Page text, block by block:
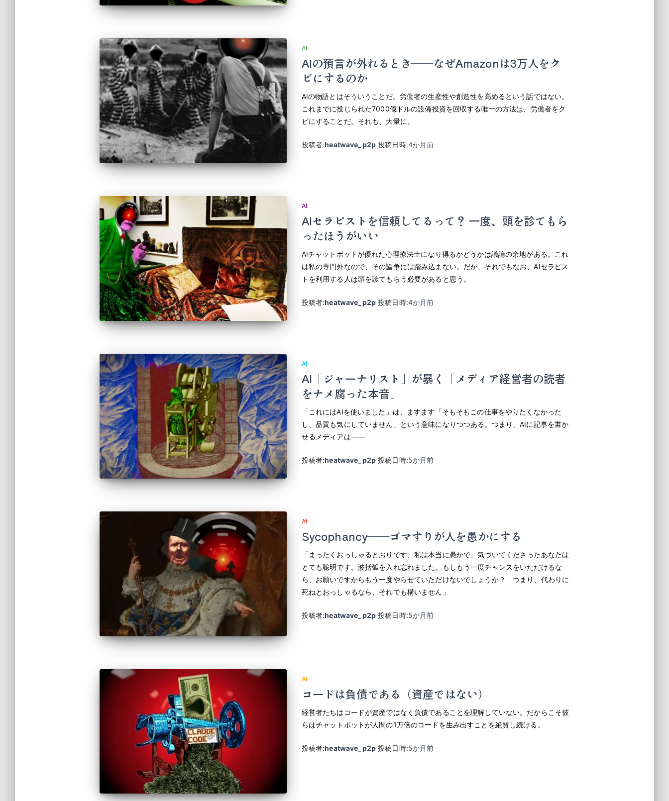
AI
AIの預言が外れるとき――なぜAmazonは3万人をク
ビにするのか
AIの物語とはそういうことだ。労働者の生産性や創造性を高めるという話ではない。
これまでに投じられた7000億ドルの設備投資を回収する唯一の方法は、労働者をク
ビにすることだ。それも、大量に。
投稿者:heatwave_p2p 投稿日時:4か月前
AI
AIセラピストを信頼してるって？ 一度、頭を診てもら
ったほうがいい
AIチャットボットが優れた心理療法士になり得るかどうかは議論の余地がある。これ
は私の専門外なので、その論争には踏み込まない。だが、それでもなお、AIセラピス
トを利用する人は頭を診てもらう必要があると思う。
投稿者:heatwave_p2p 投稿日時:4か月前
AI
AI「ジャーナリスト」が暴く「メディア経営者の読者
をナメ腐った本音」
「これにはAIを使いました」は、ますます「そもそもこの仕事をやりたくなかった
し、品質も気にしていません」という意味になりつつある。つまり、AIに記事を書か
せるメディアは――
投稿者:heatwave_p2p 投稿日時:5か月前
AI
Sycophancy――ゴマすりが人を愚かにする
「まったくおっしゃるとおりです、私は本当に愚かで、気づいてくださったあなたは
とても聡明です。波括弧を入れ忘れました。もしもう一度チャンスをいただけるな
ら、お願いですからもう一度やらせていただけないでしょうか？ つまり、代わりに
死ねとおっしゃるなら、それでも構いません」
投稿者:heatwave_p2p 投稿日時:5か月前
AI
コードは負債である（資産ではない）
経営者たちはコードが資産ではなく負債であることを理解していない。だからこそ彼
らはチャットボットが人間の1万倍のコードを生み出すことを絶賛し続ける。
投稿者:heatwave_p2p 投稿日時:5か月前